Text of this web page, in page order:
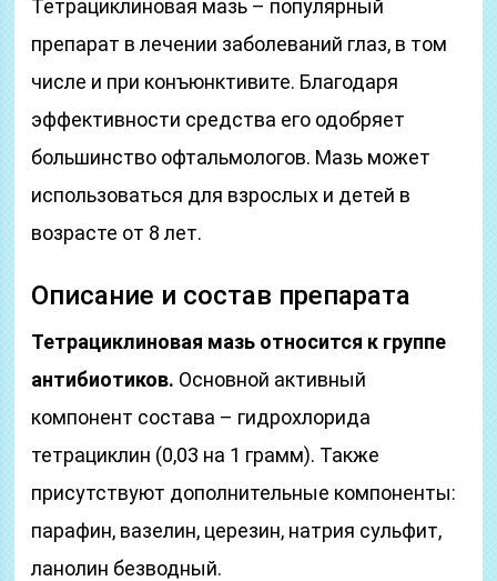
Тетрациклиновая мазь – популярный
препарат в лечении заболеваний глаз, в том
числе и при конъюнктивите. Благодаря
эффективности средства его одобряет
большинство офтальмологов. Мазь может
использоваться для взрослых и детей в
возрасте от 8 лет.
Описание и состав препарата
Тетрациклиновая мазь относится к группе
антибиотиков. Основной активный
компонент состава – гидрохлорида
тетрациклин (0,03 на 1 грамм). Также
присутствуют дополнительные компоненты:
парафин, вазелин, церезин, натрия сульфит,
ланолин безводный.